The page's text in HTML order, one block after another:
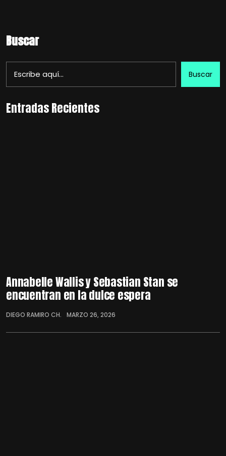
Buscar
Buscar
Entradas Recientes
Annabelle Wallis y Sebastian Stan se
encuentran en la dulce espera
DIEGO RAMIRO CH. MARZO 26, 2026